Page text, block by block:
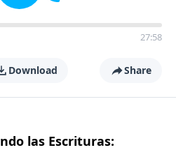
27:58
Download Share
las Escrituras: